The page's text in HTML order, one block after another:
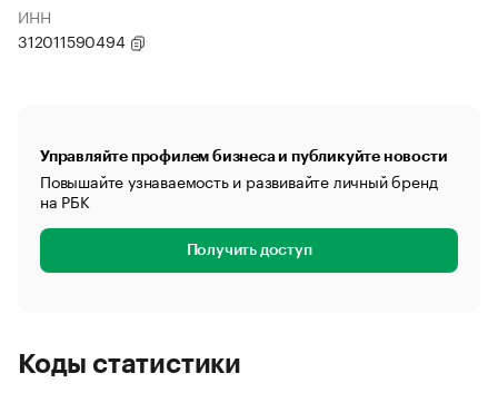
ИНН
312011590494
Управляйте профилем бизнеса и публикуйте новости
Повышайте узнаваемость и развивайте личный бренд
на РБК
Получить доступ
Коды статистики